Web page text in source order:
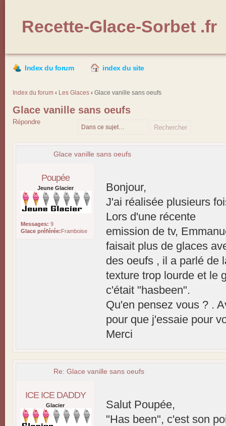
Recette-Glace-Sorbet .fr
Index du forum index du site
Index du forum ‹ Les Glaces ‹ Glace vanille sans oeufs
Glace vanille sans oeufs
Répondre
Glace vanille sans oeufs
Poupée
Jeune Glacier
Messages: 9
Glace préférée:Framboise
Bonjour,
J'ai réalisée plusieurs
Lors d'une récente
emission de tv,
faisait plus de glaces
des oeufs , il a parlé de
texture trop lourde et le
c'était "hasbeen".
Qu'en pensez vous ? .
pour que j'essaie pour
Merci
Re: Glace vanille sans oeufs
ICE ICE DADDY
Glacier
Salut Poupée,
"Has been", c'est son